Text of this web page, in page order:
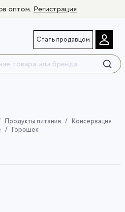
оптом. Регистрация
Стать продавцом
Продукты питания
Консервация
Горошек